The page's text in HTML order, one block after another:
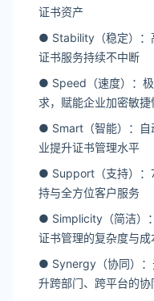
证书资产
● Stability（稳定）：
证书服务持续不中断
● Speed（速度）：
求，赋能企业加密敏捷
● Smart（智能）：自
业提升证书管理水平
● Support（支持）：
持与全方位客户服务
● Simplicity（简洁）
证书管理的复杂度与成
● Synergy（协同）：
升跨部门、跨平台的协